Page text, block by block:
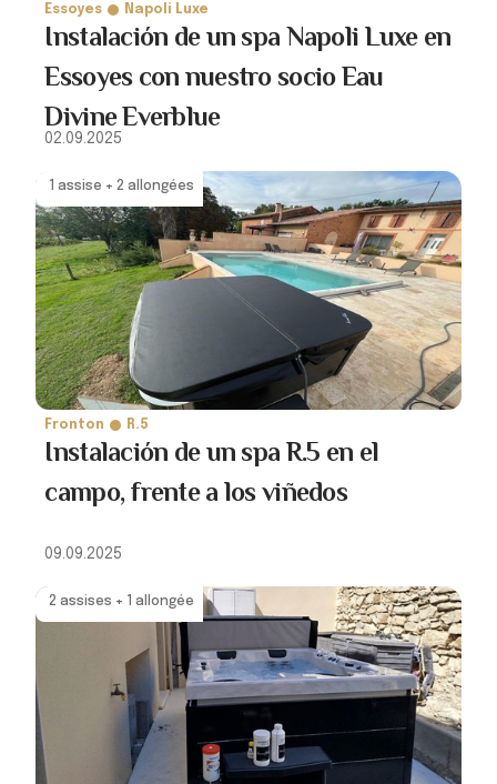
Essoyes Napoli Luxe
Instalación de un spa Napoli Luxe en
Essoyes con nuestro socio Eau
Divine Everblue
02.09.2025
1 assise + 2 allongées
Fronton R.5
Instalación de un spa R.5 en el
campo, frente a los viñedos
09.09.2025
2 assises + 1 allongée